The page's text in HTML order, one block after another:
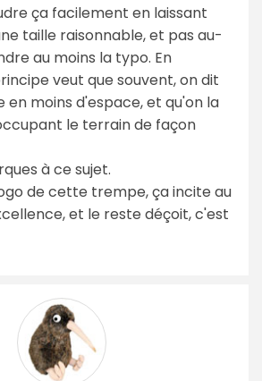
ça facilement en laissant
taille raisonnable, et pas au-
au moins la typo. En
veut que souvent, on dit
en moins d'espace, et qu'on la
le terrain de façon
à ce sujet.
de cette trempe, ça incite au
et le reste déçoit, c'est